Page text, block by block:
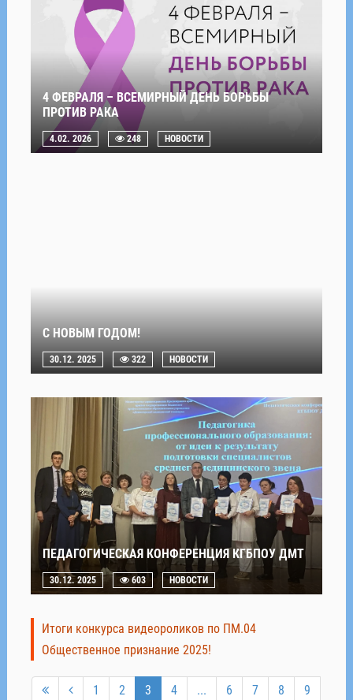
4 ФЕВРАЛЯ – ВСЕМИРНЫЙ ДЕНЬ БОРЬБЫ
ПРОТИВ РАКА
4.02. 2026 248 НОВОСТИ
С НОВЫМ ГОДОМ!
30.12. 2025 322 НОВОСТИ
ПЕДАГОГИЧЕСКАЯ КОНФЕРЕНЦИЯ КГБПОУ ДМТ
30.12. 2025 603 НОВОСТИ
Итоги конкурса видеороликов по ПМ.04
Общественное признание 2025!
1 2 3 4 ... 6 7 8 9